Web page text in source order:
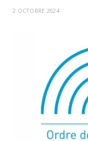
2 OCTOBRE 2024